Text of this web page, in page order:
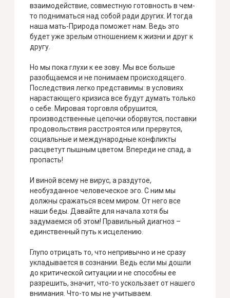
взаимодействие, совместную готовность в чем-
то подниматься над собой ради других. И тогда
наша мать-Природа поможет нам. Ведь это
будет уже зрелым отношением к жизни и друг к
другу.
Но мы пока глухи к ее зову. Мы все больше
разобщаемся и не понимаем происходящего.
Последствия легко представимы: в условиях
нарастающего кризиса все будут думать только
о себе. Мировая торговля обрушится,
производственные цепочки оборвутся, поставки
продовольствия расстроятся или прервутся,
социальные и международные конфликты
расцветут пышным цветом. Впереди не спад, а
пропасть!
И виной всему не вирус, а раздутое,
необузданное человеческое эго. С ним мы
должны сражаться всем миром. От него все
наши беды. Давайте для начала хотя бы
задумаемся об этом! Правильный диагноз –
единственный путь к исцелению.
Глупо отрицать то, что непривычно и не сразу
укладывается в сознании. Ведь если мы дошли
до критической ситуации и не способны ее
разрешить, значит, что-то ускользает от нашего
внимания. Что-то мы не учитываем.